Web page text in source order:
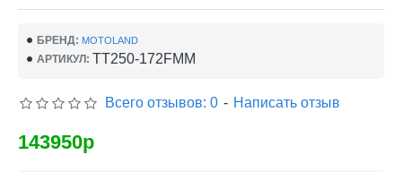
БРЕНД: MOTOLAND
АРТИКУЛ: TT250-172FMM
Всего отзывов: 0 - Написать отзыв
143950р